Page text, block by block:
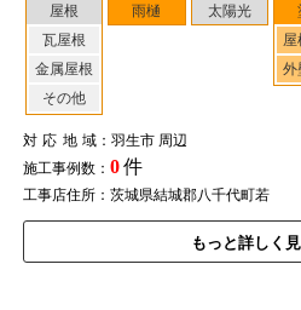
屋根
瓦屋根
金属屋根
その他
雨樋 太陽光
屋
外
対応地域：羽生市 周辺
施工事例数： 0件
工事店住所：茨城県結城郡八千代町若
もっと詳しく